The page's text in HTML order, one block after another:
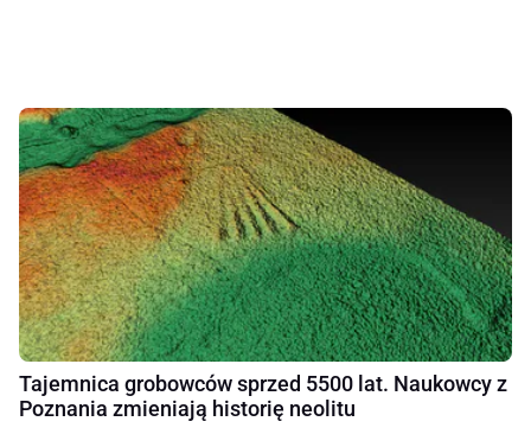
Tajemnica grobowców sprzed 5500 lat. Naukowcy z
Poznania zmieniają historię neolitu